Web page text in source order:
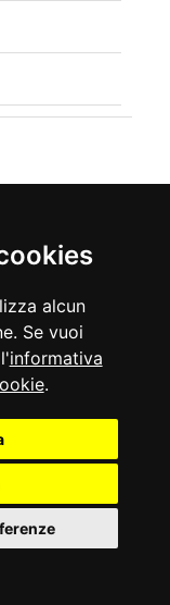
alcun
Se vuoi
informativa
.